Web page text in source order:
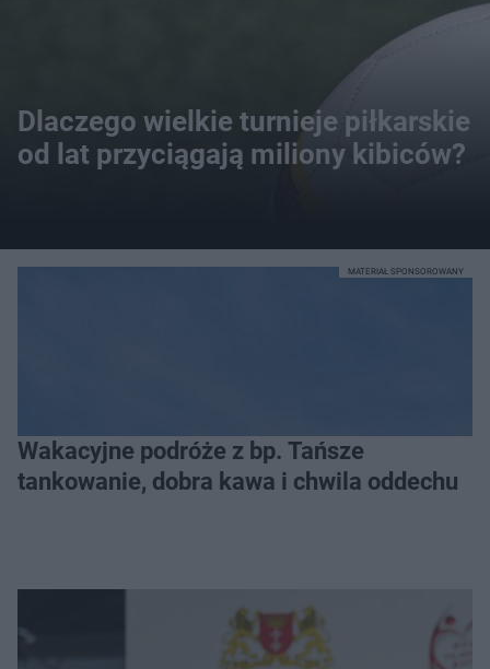
Dlaczego wielkie turnieje piłkarskie
od lat przyciągają miliony kibiców?
Wakacyjne podróże z bp. Tańsze
tankowanie, dobra kawa i chwila oddechu
MATERIAŁ SPONSOROWANY